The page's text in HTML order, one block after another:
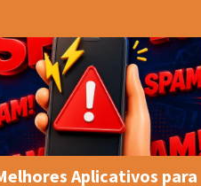
Aplicativos para